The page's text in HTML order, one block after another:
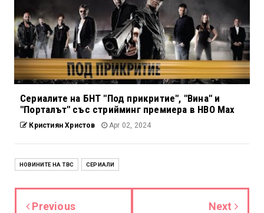
Сериалите на БНТ "Под прикритие", "Вина" и
"Порталът" със стрийминг премиера в HBO Max
Кристиян Христов Apr 02, 2024
НОВИНИТЕ НА TBC СЕРИАЛИ
Previous Next